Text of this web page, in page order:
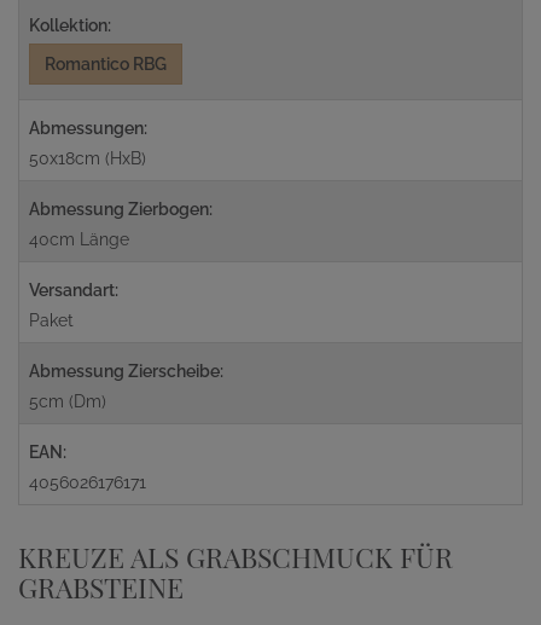
Kollektion:
Romantico RBG
Abmessungen:
50x18cm (HxB)
Abmessung Zierbogen:
40cm Länge
Versandart:
Paket
Abmessung Zierscheibe:
5cm (Dm)
EAN:
4056026176171
KREUZE ALS GRABSCHMUCK FÜR
GRABSTEINE